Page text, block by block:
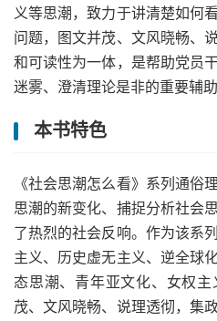
义等思潮，致力于讲清楚如何
问题，图文并茂、文风晓畅、
和可读性为一体，是帮助党员
迷雾、澄清理论是非的重要辅助
本书特色
《社会思潮怎么看》系列通俗
思潮的新变化、捕捉分析社会
了热烈的社会反响。作为该系
主义、历史虚无主义、逆全球
态思潮、青年亚文化、女权
茂、文风晓畅、说理透彻，集